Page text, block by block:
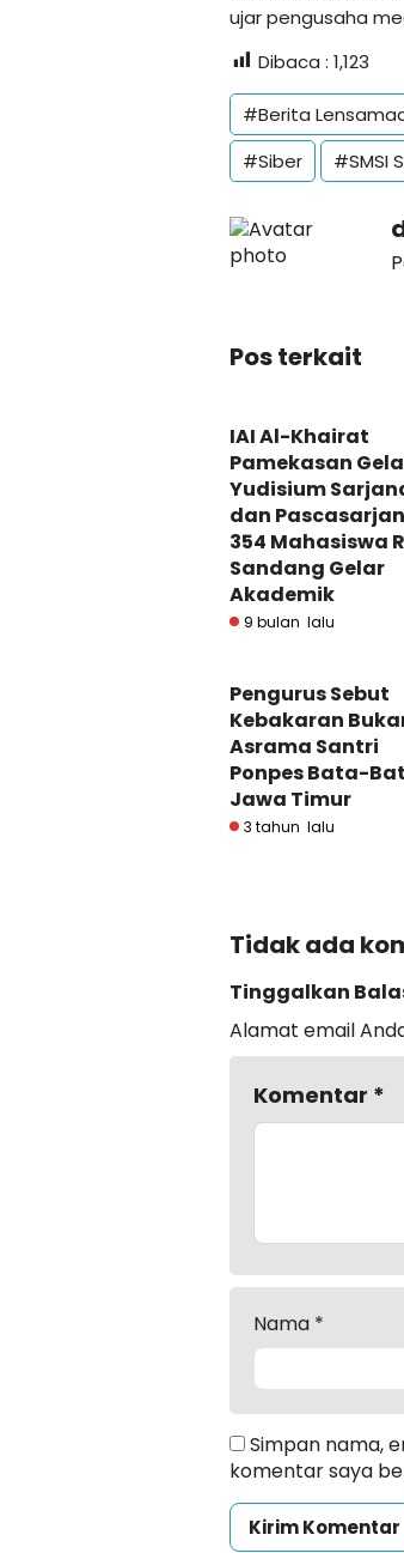
ujar pengusaha
Dibaca : 1,123
#Berita
#Siber
#SMSI
Pos terkait
IAI Al-Khairat
Pamekasan
Yudisium
dan
354 Mahasiswa
Sandang Gelar
Akademik
9 bulan lalu
Pengurus Sebut
Kebakaran
Asrama Santri
Ponpes Bata-
Jawa Timur
3 tahun lalu
Tidak ada
Tinggalkan
Alamat email
Komentar *
Nama *
Simpan nama,
komentar saya